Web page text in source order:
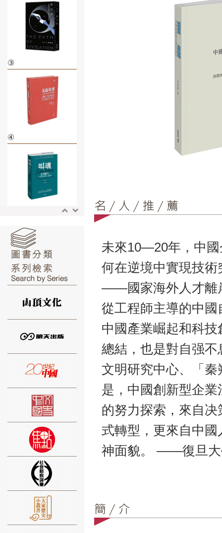
③
④
⑥
未來10—20年，中國
何在逆境中實現技
——國家海外人才離
從工程師主導的中
中國產業崛起和科
總結，也是對自强
文明研究中心、「
是，中國創新型企
的努力探索，來自
式轉型，更來自中
神面貌。 ——復旦大